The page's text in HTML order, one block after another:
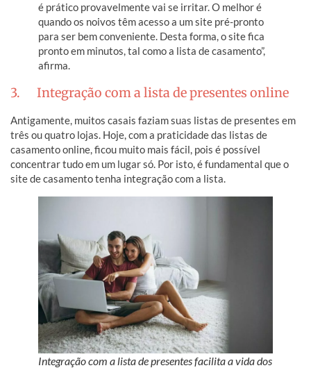
é prático provavelmente vai se irritar. O melhor é
quando os noivos têm acesso a um site pré-pronto
para ser bem conveniente. Desta forma, o site fica
pronto em minutos, tal como a lista de casamento”,
afirma.
3. Integração com a lista de presentes online
Antigamente, muitos casais faziam suas listas de presentes em
três ou quatro lojas. Hoje, com a praticidade das listas de
casamento online, ficou muito mais fácil, pois é possível
concentrar tudo em um lugar só. Por isto, é fundamental que o
site de casamento tenha integração com a lista.
Integração com a lista de presentes facilita a vida dos